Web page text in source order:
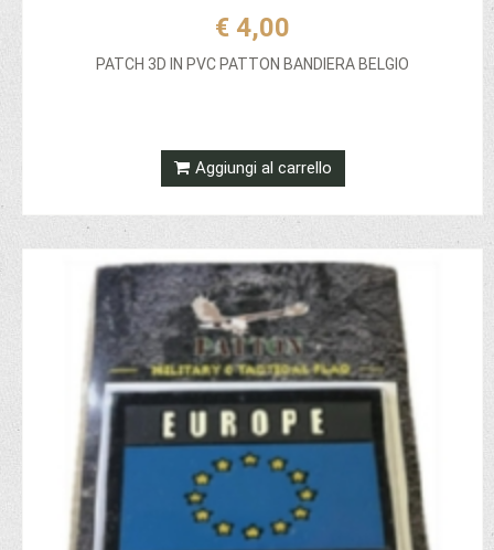
€ 4,00
PATCH 3D IN PVC PATTON BANDIERA BELGIO
Aggiungi al carrello